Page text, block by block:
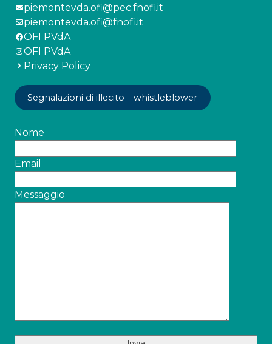
piemontevda.ofi@pec.fnofi.it
piemontevda.ofi@fnofi.it
OFI PVdA
OFI PVdA
Privacy Policy
Segnalazioni di illecito – whistleblower
Nome
Email
Messaggio